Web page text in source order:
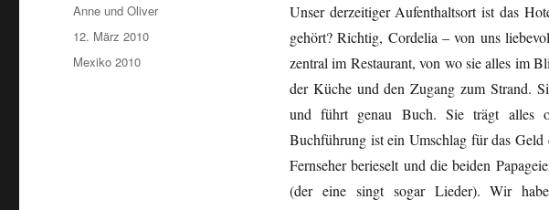
Unser derzeitiger Aufenthaltsort ist das
gehört? Richtig, Cordelia – von uns
zentral im Restaurant, von wo sie alles im
der Küche und den Zugang zum Strand.
und führt genau Buch. Sie trägt alles
Buchführung ist ein Umschlag für das
Fernseher berieselt und die beiden
(der eine singt sogar Lieder). Wir
Autor
Anne und Oliver
Veröffentlicht
am
12. März 2010
Kategorien
Mexiko 2010